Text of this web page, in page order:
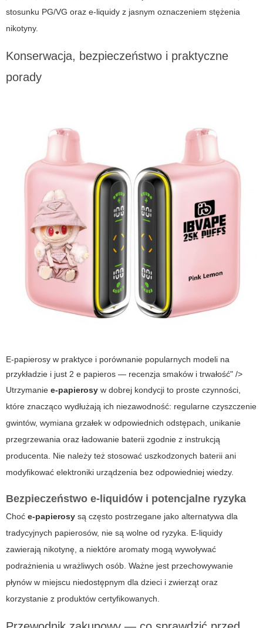
stosunku PG/VG oraz e-liquidy z jasnym oznaczeniem stężenia
nikotyny.
Konserwacja, bezpieczeństwo i praktyczne
porady
E-papierosy w praktyce i porównanie popularnych modeli na
przykładzie i just 2 e papieros — recenzja smaków i trwałość" />
Utrzymanie e-papierosy w dobrej kondycji to proste czynności,
które znacząco wydłużają ich niezawodność: regularne czyszczenie
gwintów, wymiana grzałek w odpowiednich odstępach, unikanie
przegrzewania oraz ładowanie baterii zgodnie z instrukcją
producenta. Nie należy też stosować uszkodzonych baterii ani
modyfikować elektroniki urządzenia bez odpowiedniej wiedzy.
Bezpieczeństwo e-liquidów i potencjalne ryzyka
Choć e-papierosy są często postrzegane jako alternatywa dla
tradycyjnych papierosów, nie są wolne od ryzyka. E-liquidy
zawierają nikotynę, a niektóre aromaty mogą wywoływać
podrażnienia u wrażliwych osób. Ważne jest przechowywanie
płynów w miejscu niedostępnym dla dzieci i zwierząt oraz
korzystanie z produktów certyfikowanych.